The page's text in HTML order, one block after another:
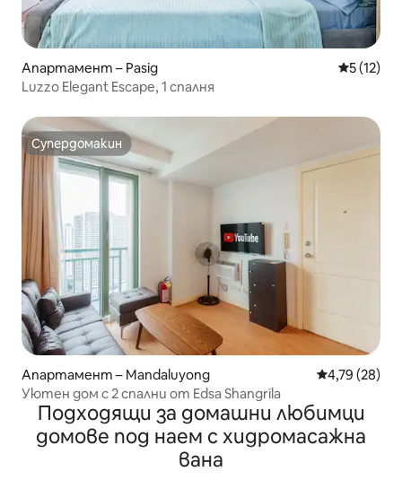
Апартамент – Pasig Средна
5 (12)
Luzzo Elegant Escape, 1 спалня
Супердомакин
Супердомакин
Апартамент – Mandaluyong Средна
4,79 (28)
Уютен дом с 2 спални от Edsa Shangrila
Подходящи за домашни любимци
домове под наем с хидромасажна
вана